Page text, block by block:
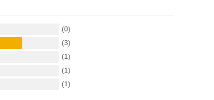
(0)
(3)
(1)
(1)
(1)